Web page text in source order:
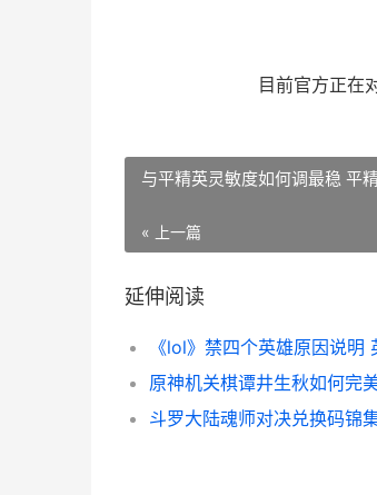
目前官方正在
与平精英灵敏度如何调最稳 平
« 上一篇
延伸阅读